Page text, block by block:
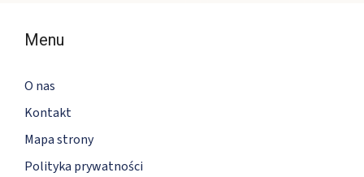
Menu
O nas
Kontakt
Mapa strony
Polityka prywatności